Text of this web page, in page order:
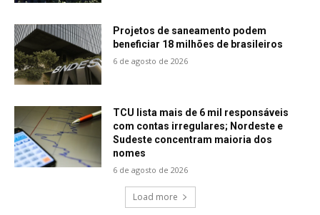
Projetos de saneamento podem
beneficiar 18 milhões de brasileiros
6 de agosto de 2026
TCU lista mais de 6 mil responsáveis
com contas irregulares; Nordeste e
Sudeste concentram maioria dos
nomes
6 de agosto de 2026
Load more